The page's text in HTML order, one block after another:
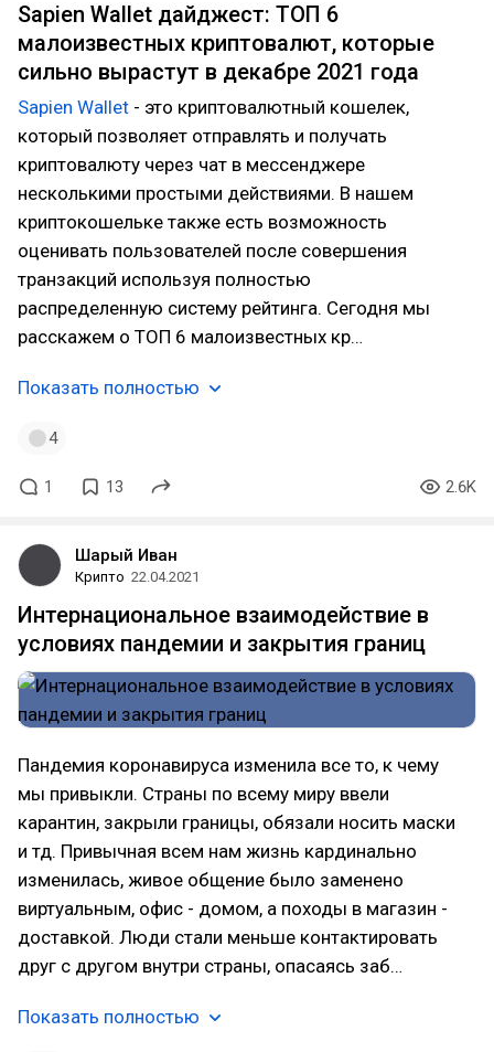
Sapien Wallet дайджест: ТОП 6
малоизвестных криптовалют, которые
сильно вырастут в декабре 2021 года
Sapien Wallet - это криптовалютный кошелек,
который позволяет отправлять и получать
криптовалюту через чат в мессенджере
несколькими простыми действиями. В нашем
криптокошельке также есть возможность
оценивать пользователей после совершения
транзакций используя полностью
распределенную систему рейтинга. Сегодня мы
расскажем о ТОП 6 малоизвестных кр…
Показать полностью
4
1 13 2.6K
Шарый Иван
Крипто 22.04.2021
Интернациональное взаимодействие в
условиях пандемии и закрытия границ
Пандемия коронавируса изменила все то, к чему
мы привыкли. Страны по всему миру ввели
карантин, закрыли границы, обязали носить маски
и тд. Привычная всем нам жизнь кардинально
изменилась, живое общение было заменено
виртуальным, офис - домом, а походы в магазин -
доставкой. Люди стали меньше контактировать
друг с другом внутри страны, опасаясь заб…
Показать полностью